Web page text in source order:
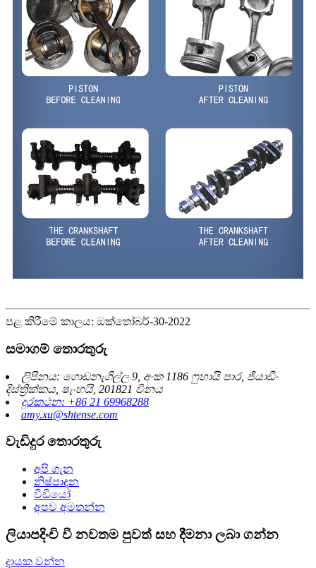
පළ කිරීමේ කාලය: ඔක්තෝබර්-30-2022
සමාගම් තොරතුරු
ලිපිනය: ගොඩනැගිල්ල 9, අංක 1186 ෆුහායි පාර, ජියාඩිං
දිස්ත්‍රික්කය, ෂැංහයි, 201821 චීනය
දුරකථන: +86 21 69968288
amy.xu@shtense.com
වැඩිදුර තොරතුරු
අපි ගැන
නිෂ්පාදන
වීඩියෝ
අපව අමතන්න
ලියාපදිංචි වී නවතම පුවත් සහ දීමනා ලබා ගන්න
දායක වන්න